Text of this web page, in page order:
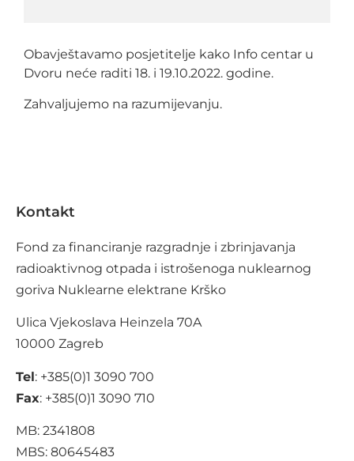
Obavještavamo posjetitelje kako Info centar u
Dvoru neće raditi 18. i 19.10.2022. godine.
Zahvaljujemo na razumijevanju.
Kontakt
Fond za financiranje razgradnje i zbrinjavanja
radioaktivnog otpada i istrošenoga nuklearnog
goriva Nuklearne elektrane Krško
Ulica Vjekoslava Heinzela 70A
10000 Zagreb
Tel: +385(0)1 3090 700
Fax: +385(0)1 3090 710
MB: 2341808
MBS: 80645483